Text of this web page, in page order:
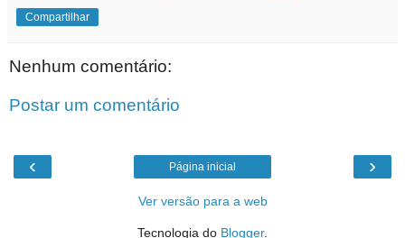
Compartilhar
Nenhum comentário:
Postar um comentário
‹ ›
Página inicial
Ver versão para a web
Tecnologia do Blogger.